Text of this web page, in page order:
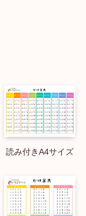
読み付きA4サイズ